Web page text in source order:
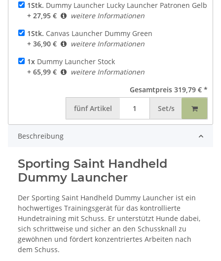
1Stk. Dummy Launcher Lucky Launcher Patronen Gelb
+ 27,95 €
weitere Informationen
1Stk. Canvas Launcher Dummy Green
+ 36,90 €
weitere Informationen
1x Dummy Launcher Stock
+ 65,99 €
weitere Informationen
Gesamtpreis 319,79 € *
fünfArtikel Set/s
Beschreibung
Sporting Saint Handheld
Dummy Launcher
Der Sporting Saint Handheld Dummy Launcher ist ein
hochwertiges Trainingsgerät für das kontrollierte
Hundetraining mit Schuss. Er unterstützt Hunde dabei,
sich schrittweise und sicher an den Schussknall zu
gewöhnen und fördert konzentriertes Arbeiten nach
dem Schuss.